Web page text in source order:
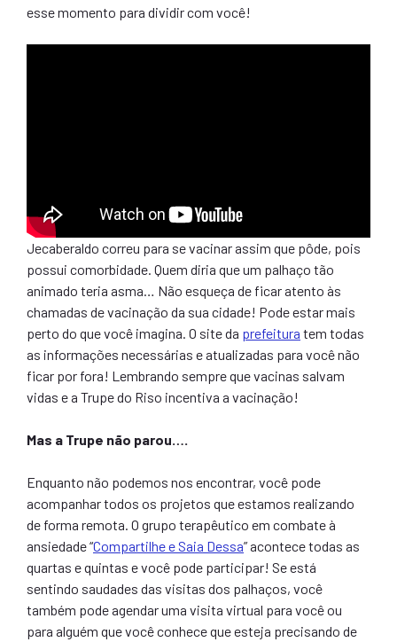
esse momento para dividir com você!
Jecaberaldo correu para se vacinar assim que pôde, pois
possui comorbidade. Quem diria que um palhaço tão
animado teria asma… Não esqueça de ficar atento às
chamadas de vacinação da sua cidade! Pode estar mais
perto do que você imagina. O site da prefeitura tem todas
as informações necessárias e atualizadas para você não
ficar por fora! Lembrando sempre que vacinas salvam
vidas e a Trupe do Riso incentiva a vacinação!
Mas a Trupe não parou….
Enquanto não podemos nos encontrar, você pode
acompanhar todos os projetos que estamos realizando
de forma remota. O grupo terapêutico em combate à
ansiedade “Compartilhe e Saia Dessa” acontece todas as
quartas e quintas e você pode participar! Se está
sentindo saudades das visitas dos palhaços, você
também pode agendar uma visita virtual para você ou
para alguém que você conhece que esteja precisando de